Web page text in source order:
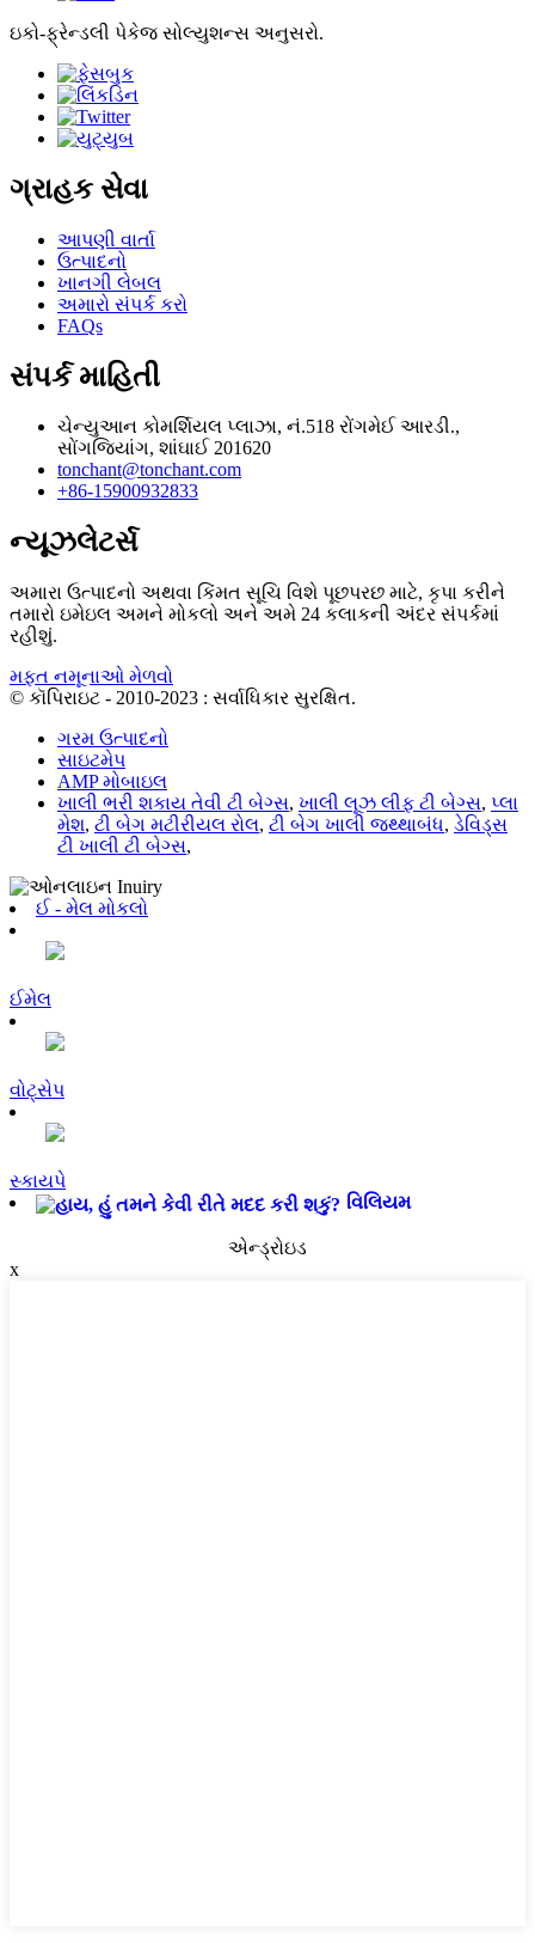
ઇકો-ફ્રેન્ડલી પેકેજ સોલ્યુશન્સ અનુસરો.
ગ્રાહક સેવા
આપણી વાર્તા
ઉત્પાદનો
ખાનગી લેબલ
અમારો સંપર્ક કરો
FAQs
સંપર્ક માહિતી
ચેન્યુઆન કોમર્શિયલ પ્લાઝા, નં.518 રોંગમેઈ આરડી.,
સોંગજિયાંગ, શાંઘાઈ 201620
tonchant@tonchant.com
+86-15900932833
ન્યૂઝલેટર્સ
અમારા ઉત્પાદનો અથવા કિંમત સૂચિ વિશે પૂછપરછ માટે, કૃપા કરીને
તમારો ઇમેઇલ અમને મોકલો અને અમે 24 કલાકની અંદર સંપર્કમાં
રહીશું.
મફત નમૂનાઓ મેળવો
© કૉપિરાઇટ - 2010-2023 : સર્વાધિકાર સુરક્ષિત.
ગરમ ઉત્પાદનો
સાઇટમેપ
AMP મોબાઇલ
ખાલી ભરી શકાય તેવી ટી બેગ્સ, ખાલી લૂઝ લીફ ટી બેગ્સ, પ્લા
મેશ, ટી બેગ મટીરીયલ રોલ, ટી બેગ ખાલી જથ્થાબંધ, ડેવિડ્સ
ટી ખાલી ટી બેગ્સ,
ઈ - મેલ મોકલો
ઈમેલ
વોટ્સેપ
સ્કાયપે
વિલિયમ
એન્ડ્રોઇડ
x